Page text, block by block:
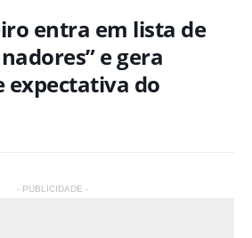
entra em lista de
e gera
expectativa do
- PUBLICIDADE -